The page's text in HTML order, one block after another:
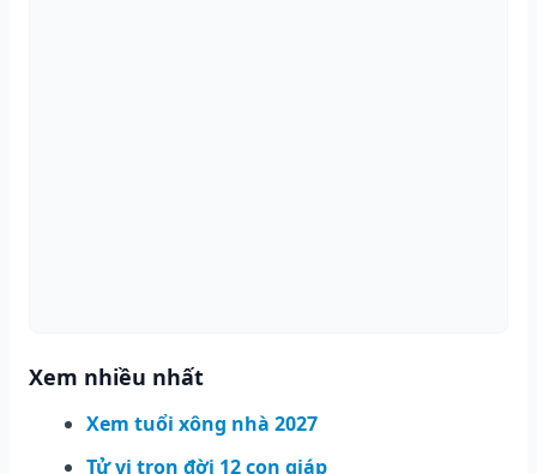
Xem nhiều nhất
Xem tuổi xông nhà 2027
Tử vi trọn đời 12 con giáp